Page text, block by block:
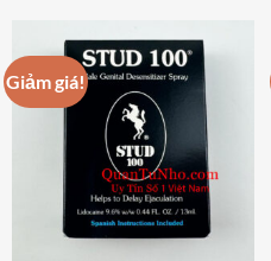
có
nhiều
biến
thể.
Các
tùy
chọn
Giảm giá!